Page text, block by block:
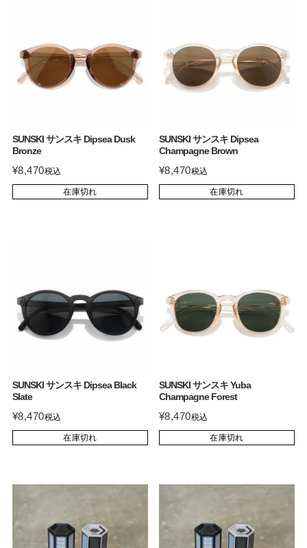
SUNSKI サンスキ Dipsea Dusk
Bronze
¥8,470税込
在庫切れ
SUNSKI サンスキ Dipsea
Champagne Brown
¥8,470税込
在庫切れ
SUNSKI サンスキ Dipsea Black
Slate
¥8,470税込
在庫切れ
SUNSKI サンスキ Yuba
Champagne Forest
¥8,470税込
在庫切れ